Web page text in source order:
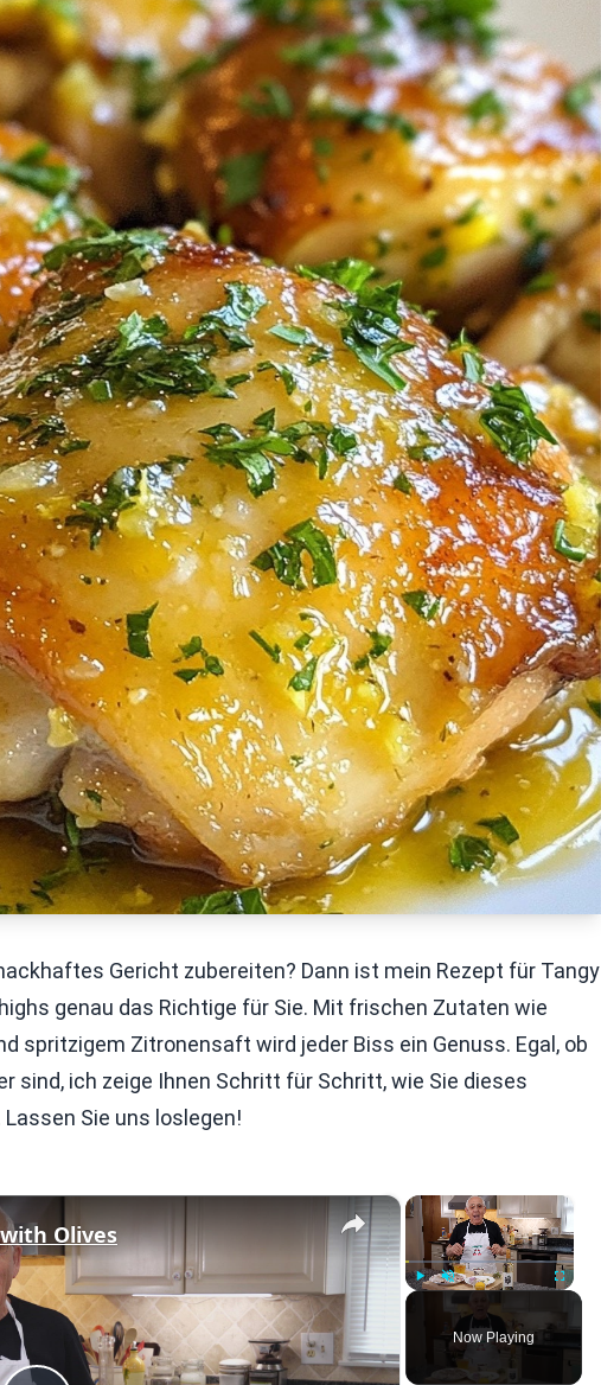
Gericht zubereiten? Dann ist mein Rezept für Tangy
genau das Richtige für Sie. Mit frischen Zutaten wie
spritzigem Zitronensaft wird jeder Biss ein Genuss. Egal, ob
sind, ich zeige Ihnen Schritt für Schritt, wie Sie dieses
Sie uns loslegen!
×
Fullscreen
Now Playing
×
Olives